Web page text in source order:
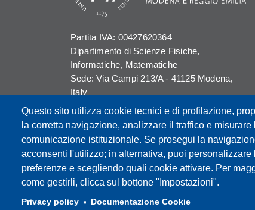
Questo sito utilizza cookie tecnici e di profilazione,
la corretta navigazione, analizzare il traffico e
comunicazione istituzionale. Se prosegui la
acconsenti l'utilizzo; in alternativa, puoi
preferenze e scegliendo quali cookie attivare. Per
come gestirli, clicca sul bottone "Impostazioni".
Privacy policy Documentazione Cookie
Partita IVA: 00427620364
Dipartimento di Scienze Fisiche,
Informatiche, Matematiche
Sede: Via Campi 213/A - 41125 Modena,
Italy
e-mail: direttore.fim@Unimore.it | PEC:
dipfim@pec.unimore.it
Tel.: +39 059 205 5243; Fax: +39 059 205